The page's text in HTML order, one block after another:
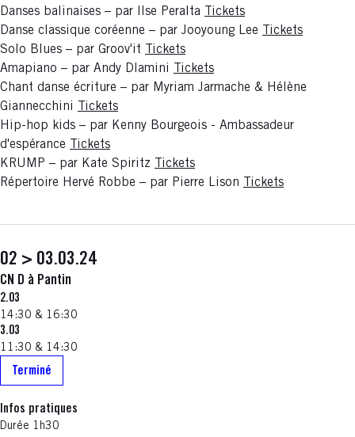
Danses balinaises – par Ilse Peralta
Tickets
Danse classique coréenne – par Jooyoung Lee
Tickets
Solo Blues – par Groov'it
Tickets
Amapiano – par Andy Dlamini
Tickets
Chant danse écriture – par Myriam Jarmache & Hélène
Giannecchini
Tickets
Hip-hop kids – par Kenny Bourgeois - Ambassadeur
d'espérance
Tickets
KRUMP – par Kate Spiritz
Tickets
Répertoire Hervé Robbe – par Pierre Lison
Tickets
02 > 03.03.24
CN D à Pantin
2.03
14:30 & 16:30
3.03
11:30 & 14:30
Terminé
Infos pratiques
Durée 1h30